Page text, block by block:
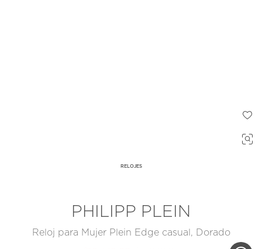
RELOJES
PHILIPP PLEIN
Reloj para Mujer Plein Edge casual, Dorado